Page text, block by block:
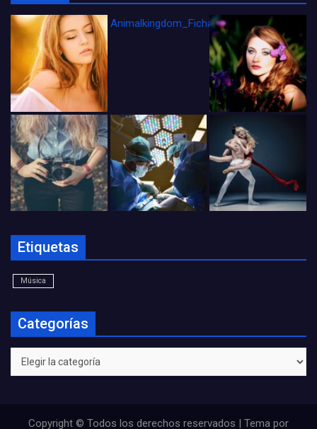
Animalkingdom_FichaCine
Etiquetas
Música
Categorías
Categorías
Copyright © Todos los derechos reservados | Tema por